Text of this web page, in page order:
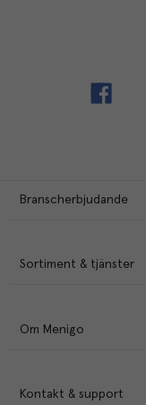
Branscherbjudande
Sortiment & tjänster
Om Menigo
Kontakt & support